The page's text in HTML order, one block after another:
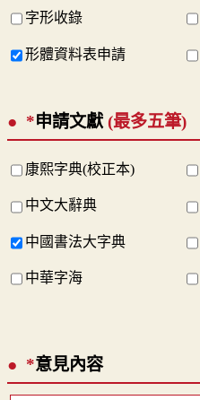
字形收錄
形體資料表申請
*申請文獻(最多五筆)
康熙字典(校正本)
中文大辭典
中國書法大字典
中華字海
*意見內容